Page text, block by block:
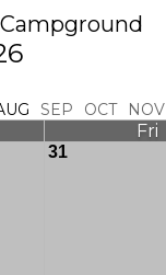
SEP OCT NOV
Fri
31